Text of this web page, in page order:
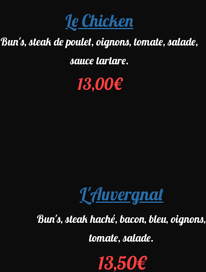
Le Chicken
Bun's, steak de poulet, oignons, tomate, salade,
sauce tartare.
13,00€
L'Auvergnat
Bun's, steak haché, bacon, bleu, oignons,
tomate, salade.
13,50€